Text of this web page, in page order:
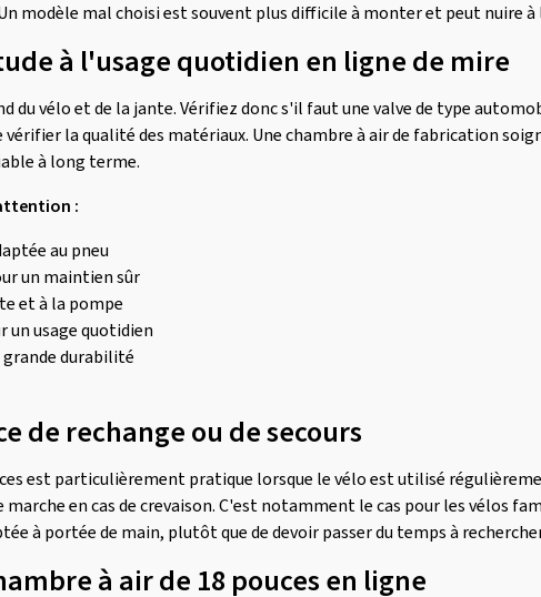
modèle mal choisi est souvent plus difficile à monter et peut nuire
à l'usage quotidien en ligne de mire
du vélo et de la jante. Vérifiez donc s'il faut une valve de type
vérifier la qualité des matériaux. Une chambre à air de fabrication
à long terme.
:
au pneu
un maintien sûr
et à la pompe
un usage quotidien
durabilité
de rechange ou de secours
est particulièrement pratique lorsque le vélo est utilisé
en cas de crevaison. C'est notamment le cas pour les vélos
à portée de main, plutôt que de devoir passer du temps à
à air de 18 pouces en ligne